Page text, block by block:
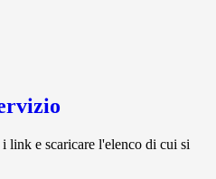
link e scaricare l'elenco di cui si